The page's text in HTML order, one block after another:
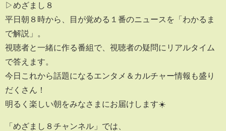
▷めざまし８
平日朝８時から、目が覚める１番のニュースを「わかるま
で解説」。
視聴者と一緒に作る番組で、視聴者の疑問にリアルタイム
で答えます。
今日これから話題になるエンタメ＆カルチャー情報も盛り
だくさん！
明るく楽しい朝をみなさまにお届けします☀️
「めざまし８チャンネル」では、